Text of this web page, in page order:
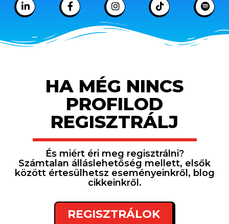
HA MÉG NINCS
PROFILOD
REGISZTRÁLJ
És miért éri meg regisztrálni?
Számtalan álláslehetőség mellett, elsők
között értesülhetsz eseményeinkről, blog
cikkeinkről.
REGISZTRÁLOK